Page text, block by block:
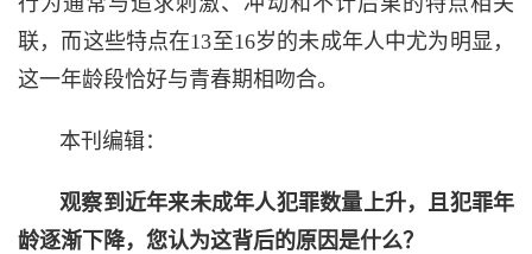
联，而这些特点在13至16岁的未成年人中尤为明显，
这一年龄段恰好与青春期相吻合。
本刊编辑：
观察到近年来未成年人犯罪数量上升，且犯罪年
龄逐渐下降，您认为这背后的原因是什么？